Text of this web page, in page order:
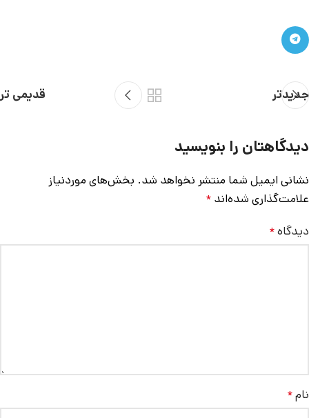
جدیدتر قدیمی تر
دیدگاهتان را بنویسید
نشانی ایمیل شما منتشر نخواهد شد. بخش‌های موردنیاز
علامت‌گذاری شده‌اند *
دیدگاه*
نام*